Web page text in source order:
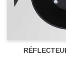
Terre
Fibre